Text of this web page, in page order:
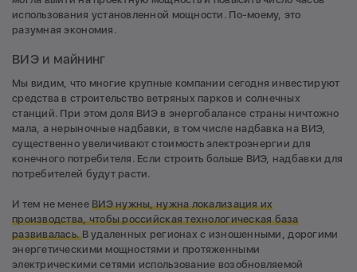
использования установленной мощности. По-моему, это
разумная экономия.
ВИЭ и майнинг
Мы видим, что многие крупные компании сегодня инвестируют
средства в строительство ветряных парков и солнечных
станций. При этом доля ВИЭ в энергобалансе страны ничтожно
мала, а нерыночные надбавки, в том числе надбавка на ВИЭ,
существенно увеличивают стоимость электроэнергии для
конечного потребителя. Если строить больше ВИЭ, надбавки для
потребителей будут расти.
И тем не менееВИЭ нужны, нужна локализация их
производства, чтобы российская технологическая база
развивалась.В удаленных регионах с изношенными, дорогими
энергетическими мощностями и протяженными
электрическими сетями использование возобновляемой